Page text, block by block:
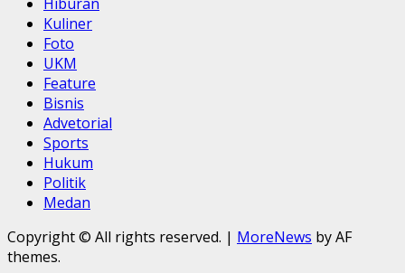
Kuliner
Foto
UKM
Feature
Bisnis
Advetorial
Sports
Hukum
Politik
Medan
Copyright © All rights reserved. | MoreNews by AF
themes.